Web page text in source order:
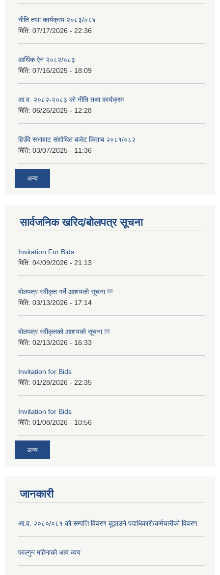
नीति तथा कार्यक्रम २०८३/०८४
मिति: 07/17/2026 - 22:36
आर्थिक ऐन २०८२/०८३
मिति: 07/16/2025 - 18:09
आ.व. २०८२-२०८३ को नीति तथा कार्यक्रम
मिति: 06/26/2025 - 12:28
हिउँदे सभाबाट संशोधित बजेट किताब २०८१/०८२
मिति: 03/07/2025 - 11:36
अन्य
सार्वजनिक खरिद/बोलपत्र सूचना
Invitation For Bids
मिति: 04/09/2026 - 21:13
बोलपत्र स्वीकृत गर्ने आशयको सूचना !!!
मिति: 03/13/2026 - 17:14
बोलपत्र स्वीकृतको आशयको सूचना !!!
मिति: 02/13/2026 - 16:33
Invitation for Bids
मिति: 01/28/2026 - 22:35
Invitation for Bids
मिति: 01/08/2026 - 10:56
अन्य
जानकारी
आ.व. २०८०/०८१ को सम्पत्ति विवरण बूझाउने पदाधिकारी/कर्मचारीको विवरण
फाल्गुन महिनाको आय व्यय